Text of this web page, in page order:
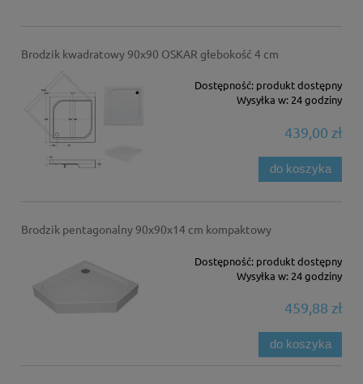
Brodzik kwadratowy 90x90 OSKAR głebokość 4 cm
Dostępność: produkt dostępny
Wysyłka w: 24 godziny
439,00 zł
do koszyka
Brodzik pentagonalny 90x90x14 cm kompaktowy
Dostępność: produkt dostępny
Wysyłka w: 24 godziny
459,88 zł
do koszyka